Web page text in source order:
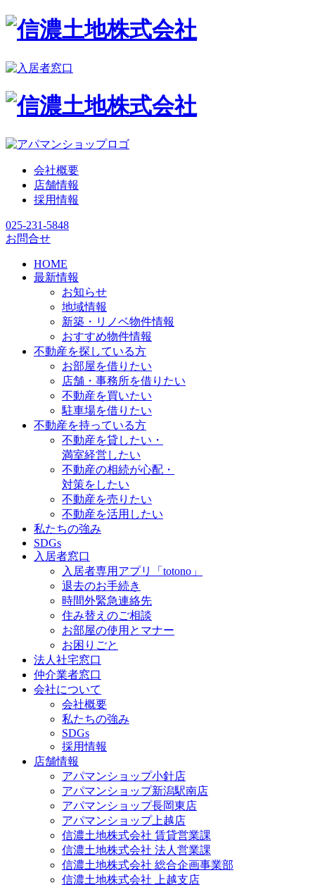
会社概要
店舗情報
採用情報
025-231-5848
お問合せ
HOME
最新情報
お知らせ
地域情報
新築・リノベ物件情報
おすすめ物件情報
不動産を探している方
お部屋を借りたい
店舗・事務所を借りたい
不動産を買いたい
駐車場を借りたい
不動産を持っている方
不動産を貸したい・
満室経営したい
不動産の相続が心配・
対策をしたい
不動産を売りたい
不動産を活用したい
私たちの強み
SDGs
入居者窓口
入居者専用アプリ「totono」
退去のお手続き
時間外緊急連絡先
住み替えのご相談
お部屋の使用とマナー
お困りごと
法人社宅窓口
仲介業者窓口
会社について
会社概要
私たちの強み
SDGs
採用情報
店舗情報
アパマンショップ小針店
アパマンショップ新潟駅南店
アパマンショップ長岡東店
アパマンショップ上越店
信濃土地株式会社 賃貸営業課
信濃土地株式会社 法人営業課
信濃土地株式会社 総合企画事業部
信濃土地株式会社 上越支店